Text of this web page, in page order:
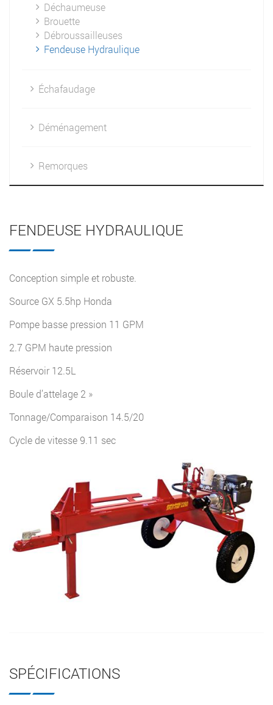
Déchaumeuse
Brouette
Débroussailleuses
Fendeuse Hydraulique
Échafaudage
Déménagement
Remorques
FENDEUSE HYDRAULIQUE
Conception simple et robuste.
Source GX 5.5hp Honda
Pompe basse pression 11 GPM
2.7 GPM haute pression
Réservoir 12.5L
Boule d’attelage 2 »
Tonnage/Comparaison 14.5/20
Cycle de vitesse 9.11 sec
SPÉCIFICATIONS